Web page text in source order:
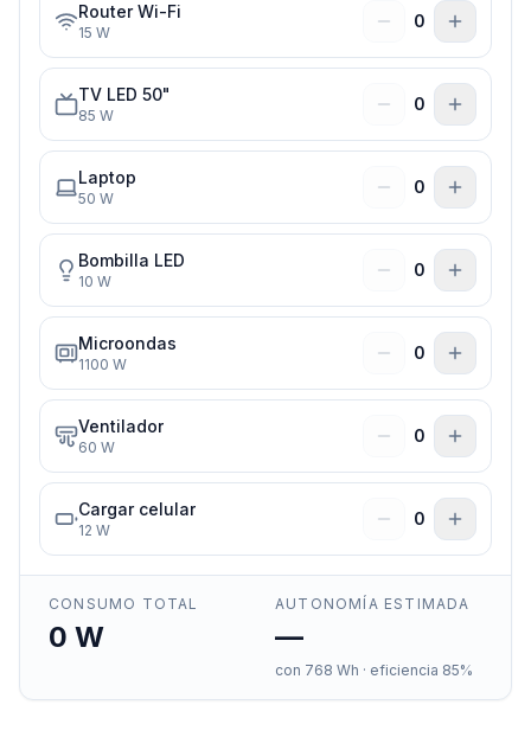
Router Wi-Fi
15 W
0
TV LED 50"
85 W
0
Laptop
50 W
0
Bombilla LED
10 W
0
Microondas
1100 W
0
Ventilador
60 W
0
Cargar celular
12 W
0
CONSUMO TOTAL
0 W
AUTONOMÍA ESTIMADA
—
con 768 Wh · eficiencia 85%